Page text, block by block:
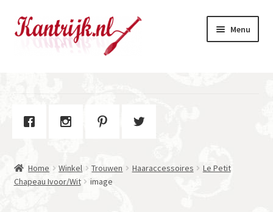
Ga
door
Ga
naar
Menu
Contact
Home Winkel Trouwen Haaraccessoires
Le Petit
Chapeau Ivoor/Wit
image